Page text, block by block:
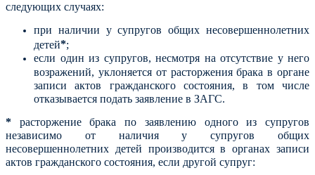
следующих случаях:
при наличии у супругов общих несовершеннолетних
детей*;
если один из супругов, несмотря на отсутствие у него
возражений, уклоняется от расторжения брака в органе
записи актов гражданского состояния, в том числе
отказывается подать заявление в ЗАГС.
* расторжение брака по заявлению одного из супругов
независимо от наличия у супругов общих
несовершеннолетних детей производится в органах записи
актов гражданского состояния, если другой супруг: